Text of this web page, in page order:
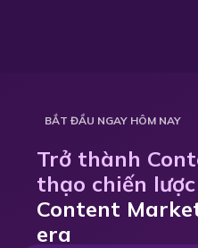
BẮT ĐẦU NGAY HÔM NAY
Trở thành
thạo chiến lược
Content
era